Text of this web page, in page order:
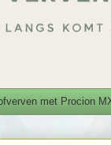
met Procion